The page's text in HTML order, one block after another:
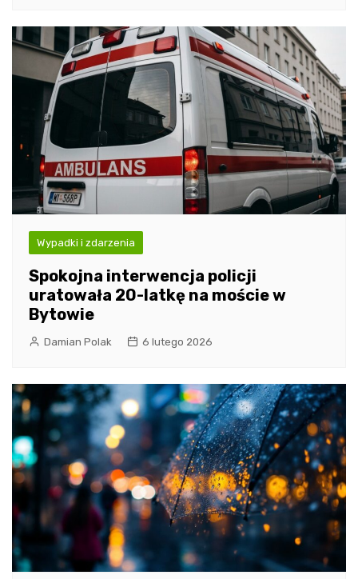
Wypadki i zdarzenia
Spokojna interwencja policji
uratowała 20-latkę na moście w
Bytowie
Damian Polak 6 lutego 2026